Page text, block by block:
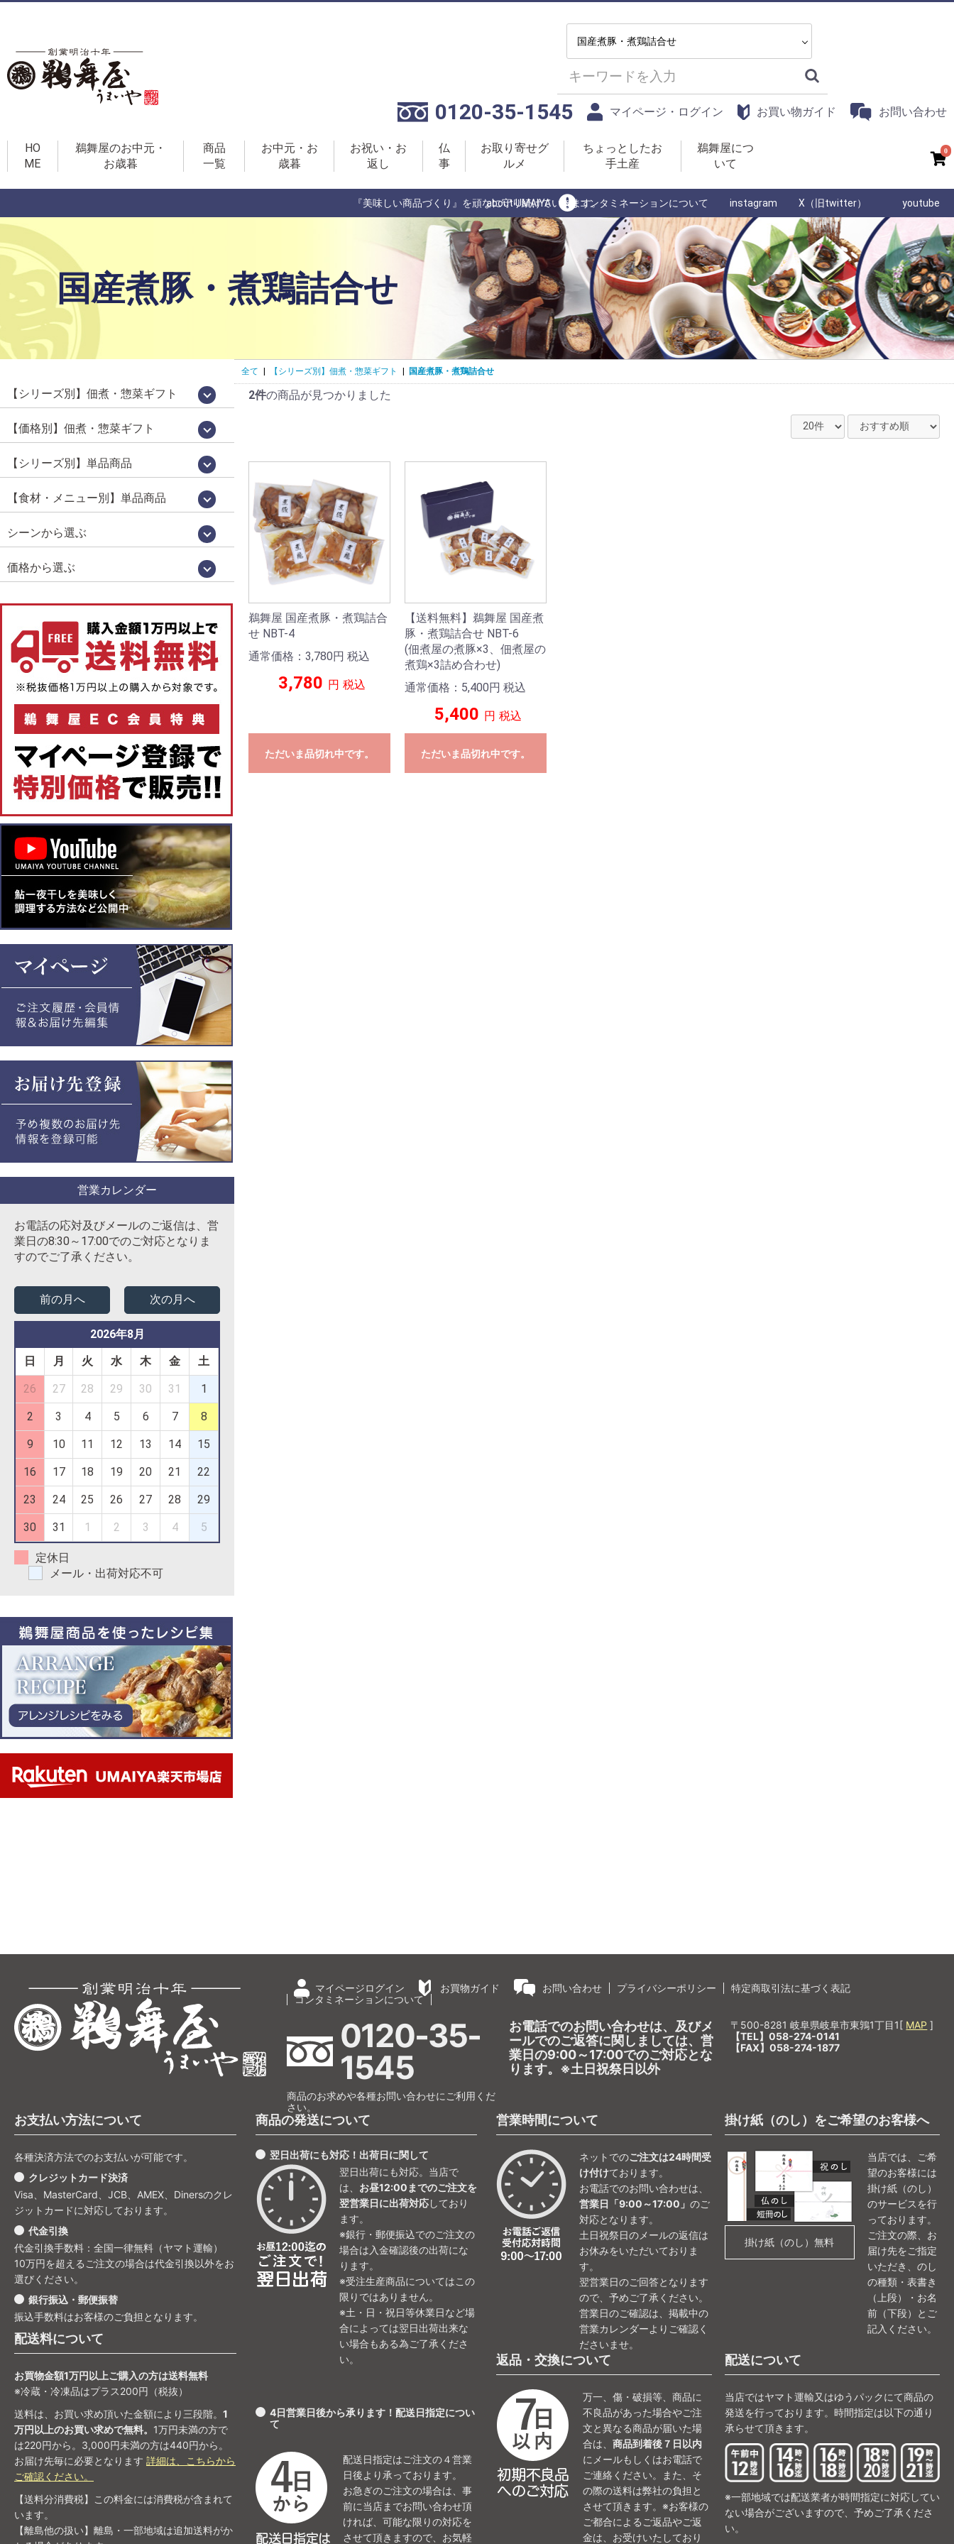
0120-35-1545 マイページ・ログイン お買い物ガイド お問い合わせ
HO
ME
鵜舞屋のお中元・
お歳暮
商品
一覧
お中元・お
歳暮
お祝い・お
返し
仏
事
お取り寄せグ
ルメ
ちょっとしたお
手土産
鵜舞屋につ
いて
0
『美味しい商品づくり』を頑なに守り続けていきます。
about UMAIYA コンタミネーションについて instagram X（旧twitter） youtube
国産煮豚・煮鶏詰合せ
全て 【シリーズ別】佃煮・惣菜ギフト 国産煮豚・煮鶏詰合せ
2件の商品が見つかりました
鵜舞屋 国産煮豚・煮鶏詰合
せ NBT-4
通常価格：3,780円 税込
3,780 円 税込
ただいま品切れ中です。
【送料無料】鵜舞屋 国産煮
豚・煮鶏詰合せ NBT-6
(佃煮屋の煮豚×3、佃煮屋の
煮鶏×3詰め合わせ)
通常価格：5,400円 税込
5,400 円 税込
ただいま品切れ中です。
【シリーズ別】佃煮・惣菜ギフト
高級佃煮ギフト
国産佃煮・惣菜詰め合わせ[百貨店限定販
鵜舞屋昆布巻詰合せ[鵜舞屋のロングセラ
佃煮 味三昧[食べきりサイズの佃煮詰め
老舗の味物語[岐阜の美味いもの詰め合わ
佃煮・肉惣菜詰め合わせ
信長の郷[岐阜土産・武将パッケージ]
鮎昆布巻詰合せ
鮎一夜干し詰合せ
逸品惣菜
国産煮豚・煮鶏詰合せ
[明宝ハム×鵜舞屋]詰め合わせ
そうめん・佃煮詰め合わせ
カジュアルギフト「味あわせ」
岐阜土産
【価格別】佃煮・惣菜ギフト
【プチギフト】～2000円
【佃煮 惣菜 ギフト】～3000円
【佃煮 惣菜 ギフト】～3979円
【佃煮 惣菜 ギフト】3980円～
【佃煮 惣菜 ギフト】5000円～
【佃煮 惣菜 ギフト】7000円～
【佃煮 惣菜 ギフト】10000円～[送料無
【シリーズ別】単品商品
うるか・鮎一夜干しなど[老舗の鮎]
百貨店限定販売[国産シリーズ]
定番竿箱シリーズ
鵜舞屋伝統の味[老舗の惣菜]
箱入り単品惣菜
定番の佃煮[うまい屋のおつまみ]
食べきりおつまみ[うまつま]
佃煮屋の「煮豚」「煮鶏」[SDGs]
高校生が開発しました[産学連携商品]
WareesHalal認証取得品[ハラルキッチン
ヤマタカ醤油[月星]使用シリーズ
鮎昆布巻詰合せ
【夏季限定】スウィーツ
【食材・メニュー別】単品商品
珍味（鮎うるか・一夜干し・ふりかけ）
昆布巻き（鮎・にしん・さけ・子持ちあ
鮎（すがた煮・吟醸煮など）
小鮎やわらか煮・小鮎甘露煮
飛騨牛・牛肉
煮豚・煮鶏
佃煮
貝類（帆立・牡蠣）
炊き込みご飯の素
ハラール認証取得品
菓子・スイーツ
シーンから選ぶ
お中元・お歳暮
お祝い・お返し
仏事
お取り寄せグルメ
お手土産（カジュアルギフト）
おつまみ
価格から選ぶ
1,000円未満
1,000円～
2,000円～
3,000円～
4,000円～
5,000円以上
営業カレンダー
お電話の応対及びメールのご返信は、営
業日の8:30～17:00でのご対応となりま
すのでご了承ください。
2026年8月
前の月へ 次の月へ
日 月 火 水 木 金 土
26 27 28 29 30 31 1
2 3 4 5 6 7 8
9 10 11 12 13 14 15
16 17 18 19 20 21 22
23 24 25 26 27 28 29
30 31 1 2 3 4 5
定休日
メール・出荷対応不可
マイページログイン お買物ガイド お問い合わせ プライバシーポリシー
特定商取引法に基づく表記
コンタミネーションについて
0120-35-
1545
商品のお求めや各種お問い合わせにご利用くだ
さい。
お電話でのお問い合わせは、及びメ
ールでのご返答に関しましては、営
業日の9:00～17:00でのご対応とな
ります。※土日祝祭日以外
〒500-8281 岐阜県岐阜市東鶉1丁目1[ MAP ]
【TEL】058-274-0141
【FAX】058-274-1877
お支払い方法について
各種決済方法でのお支払いが可能です。
クレジットカード決済
Visa、MasterCard、JCB、AMEX、Dinersのクレ
ジットカードに対応しております。
代金引換
代金引換手数料：全国一律無料（ヤマト運輸）
10万円を超えるご注文の場合は代金引換以外をお
選びください。
銀行振込・郵便振替
振込手数料はお客様のご負担となります。
配送料について
お買物金額1万円以上ご購入の方は送料無料
※冷蔵・冷凍品はプラス200円（税抜）
送料は、お買い求め頂いた金額により三段階。 1
万円以上のお買い求めで無料。 1万円未満の方で
は220円から。3,000円未満の方は440円から。
お届け先毎に必要となります 詳細は、こちらから
ご確認ください。
【送料分消費税】この料金には消費税が含まれて
います。
【離島他の扱い】離島・一部地域は追加送料がか
商品の発送について
翌日出荷にも対応！出荷日に関して
翌日出荷にも対応。当店で
は、 お昼12:00までのご注文を
翌営業日に出荷対応しており
ます。
※銀行・郵便振込でのご注文の
場合は入金確認後の出荷にな
ります。
※受注生産商品についてはこの
限りではありません。
※土・日・祝日等休業日など場
合によっては翌日出荷出来な
い場合もある為ご了承くださ
い。
4日営業日後から承ります！配送日指定につい
て
配送日指定はご注文の４営業
日後より承っております。
お急ぎのご注文の場合は、事
前に当店までお問い合わせ頂
ければ、可能な限りの対応を
させて頂きますので、お気軽
営業時間について
ネットでのご注文は24時間受
け付けております。
お電話でのお問い合わせは、
営業日「9:00～17:00」 のご
対応となります。
土日祝祭日のメールの返信は
お休みをいただいておりま
す。
翌営業日のご回答となります
ので、予めご了承ください。
営業日のご確認は、掲載中の
営業カレンダーよりご確認く
ださいませ。
掛け紙（のし）をご希望のお客様へ
掛け紙（のし）無料
当店では、ご希
望のお客様には
掛け紙（のし）
のサービスを行
っております。
ご注文の際、お
届け先をご指定
いただき、のし
の種類・表書き
（上段）・お名
前（下段）とご
記入ください。
返品・交換について
万一、傷・破損等、商品に
不良品があった場合やご注
文と異なる商品が届いた場
合は、 商品到着後７日以内
にメールもしくはお電話で
ご連絡ください。また、そ
の際の送料は弊社の負担と
させて頂きます。※お客様の
ご都合によるご返品やご返
金は、お受けいたしており
配送について
当店ではヤマト運輸又はゆうパックにて商品の
発送を行っております。時間指定は以下の通り
承らせて頂きます。
※一部地域では配送業者が時間指定に対応してい
ない場合がございますので、予めご了承くださ
い。